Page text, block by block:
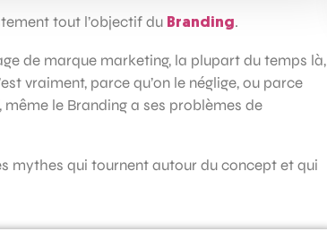
tout l’objectif du Branding.
de marque marketing, la plupart du temps là,
vraiment, parce qu’on le néglige, ou parce
même le Branding a ses problèmes de
mythes qui tournent autour du concept et qui